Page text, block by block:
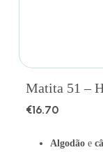
Matita 51 –
€16.70
Algodãoe